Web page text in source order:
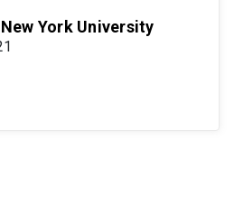
York University